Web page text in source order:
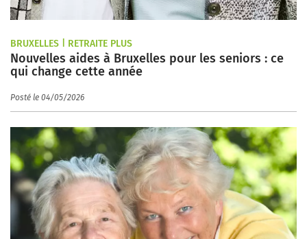
BRUXELLES | RETRAITE PLUS
Nouvelles aides à Bruxelles pour les seniors : ce
qui change cette année
Posté le 04/05/2026